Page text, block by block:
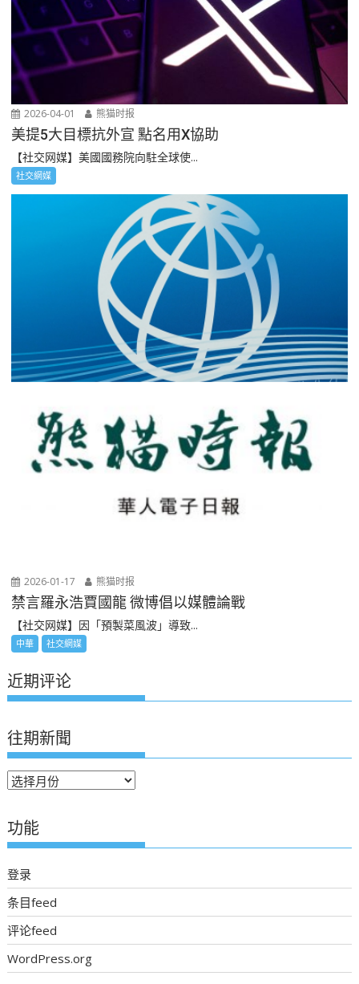
2026-04-01 熊猫时报
美提5大目標抗外宣 點名用X協助
【社交网媒】美國國務院向駐全球使...
社交網媒
2026-01-17 熊猫时报
禁言羅永浩賈國龍 微博倡以媒體論戰
【社交网媒】因「預製菜風波」導致...
中華 社交網媒
近期评论
往期新聞
往
新
聞
功能
登录
条目feed
评论feed
WordPress.org